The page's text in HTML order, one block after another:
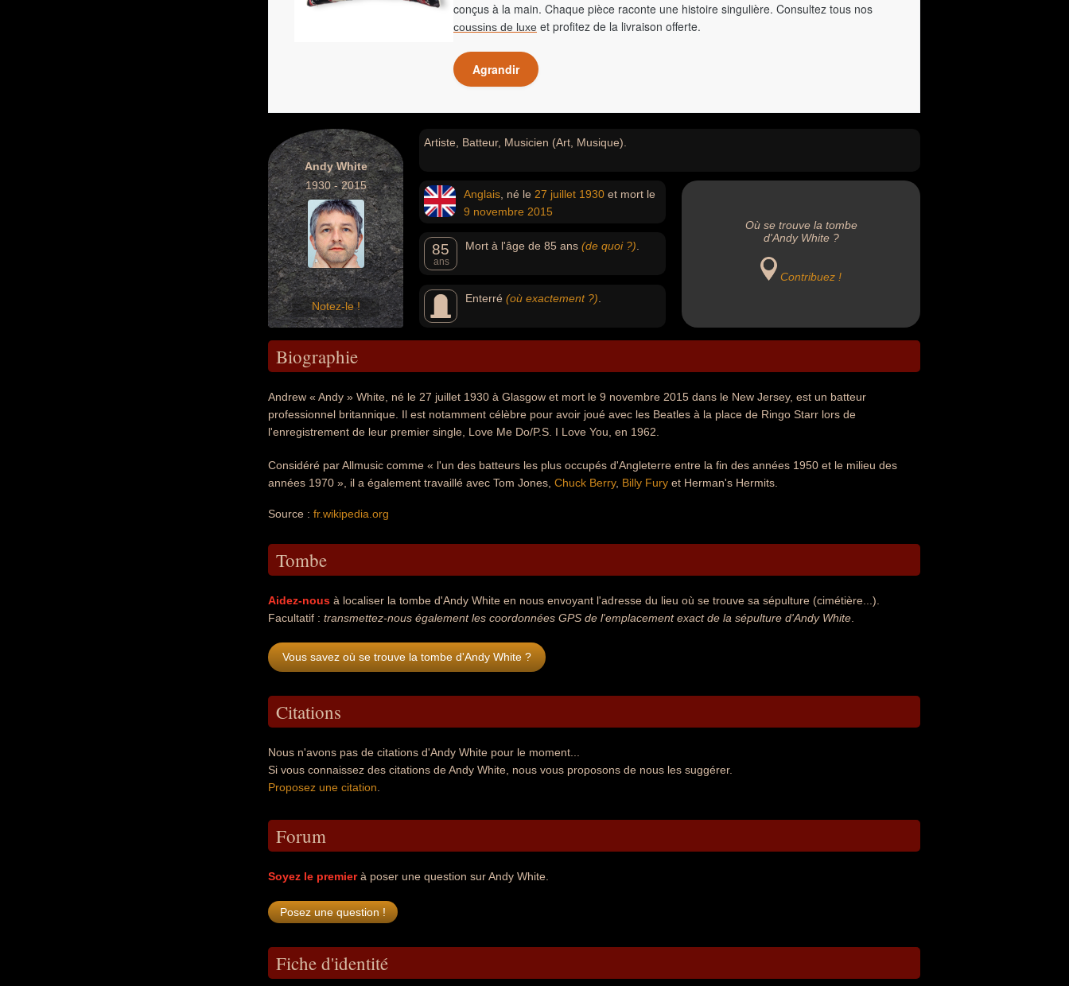
conçus à la main. Chaque pièce raconte une histoire singulière. Consultez tous nos
coussins de luxe et profitez de la livraison offerte.
Agrandir
Andy White
1930 - 2015
Notez-le !
Artiste, Batteur, Musicien (Art, Musique).
Anglais , né le 27 juillet 1930 et mort le
9 novembre 2015
85
ans
Mort à l'âge de 85 ans (de quoi ?)
Enterré (où exactement ?)
Où se trouve la tombe
d'Andy White ?
Contribuez !
Biographie
Andrew « Andy » White, né le 27 juillet 1930 à Glasgow et mort le 9 novembre 2015 dans le New Jersey, est un batteur
professionnel britannique. Il est notamment célèbre pour avoir joué avec les Beatles à la place de Ringo Starr lors de
l'enregistrement de leur premier single, Love Me Do/P.S. I Love You, en 1962.
Considéré par Allmusic comme « l'un des batteurs les plus occupés d'Angleterre entre la fin des années 1950 et le milieu des
années 1970 », il a également travaillé avec Tom Jones, Chuck Berry, Billy Fury et Herman's Hermits.
Source : fr.wikipedia.org
Tombe
Aidez-nous à localiser la tombe d'Andy White en nous envoyant l'adresse du lieu où se trouve sa sépulture (cimétière...).
Facultatif : transmettez-nous également les coordonnées GPS de l'emplacement exact de la sépulture d'Andy White
Vous savez où se trouve la tombe d'Andy White ?
Citations
Nous n'avons pas de citations d'Andy White pour le moment...
Si vous connaissez des citations de Andy White, nous vous proposons de nous les suggérer.
Proposez une citation
Forum
Soyez le premierà poser une question sur Andy White.
Fiche d'identité